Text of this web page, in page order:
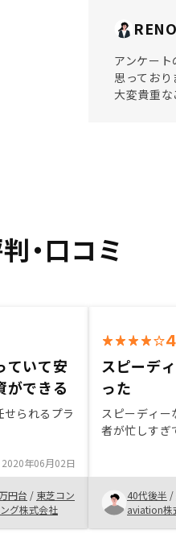
アンケー
思ってお
大変貴重
・口コミ
ていて安
ができる
られるプラ
2020年06月02日
円台 / 東芝コン
グ株式会社
スピーデ
った
スピーディー
者が忙しすぎ
40代後半 /
aviation株